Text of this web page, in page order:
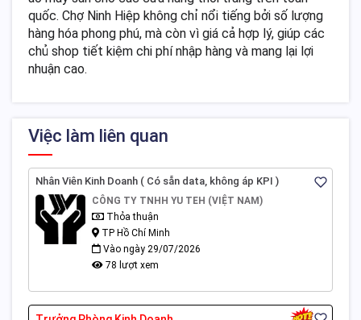
quốc. Chợ Ninh Hiệp không chỉ nổi tiếng bởi số lượng
hàng hóa phong phú, mà còn vì giá cả hợp lý, giúp các
chủ shop tiết kiệm chi phí nhập hàng và mang lại lợi
nhuận cao.
Việc làm liên quan
Nhân Viên Kinh Doanh ( Có sẵn data, không áp KPI )
CÔNG TY TNHH YU TEH (VIỆT NAM)
Thỏa thuận
TP Hồ Chí Minh
Vào ngày 29/07/2026
78 lượt xem